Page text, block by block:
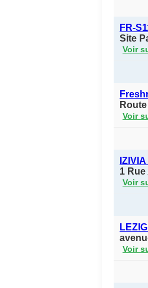
FR-
Site
Voir
Voir
1
Voir
Voir